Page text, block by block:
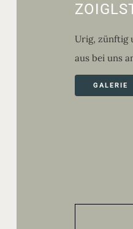
Urig, zünftig
aus bei uns
GALERIE